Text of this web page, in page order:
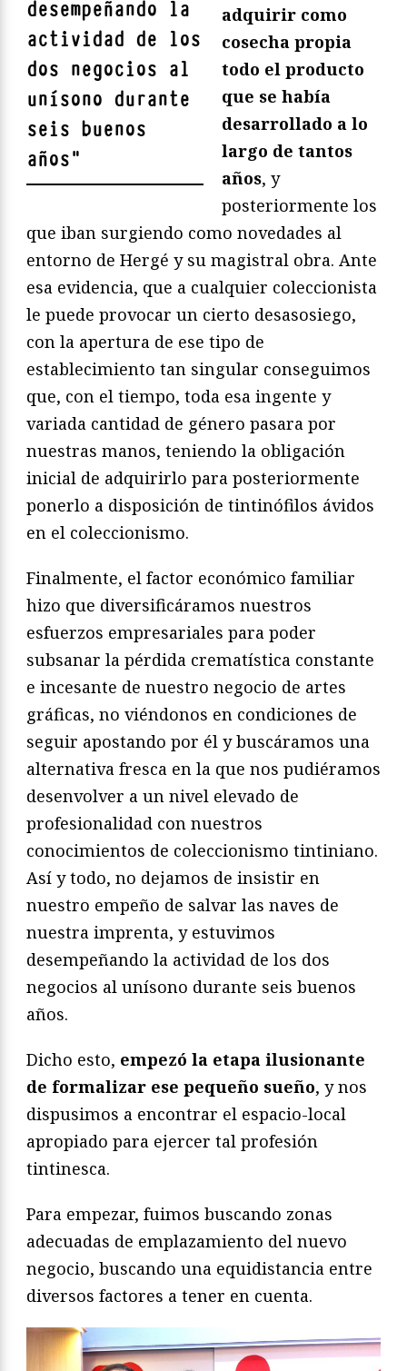
desempeñando la
actividad de los
dos negocios al
unísono durante
seis buenos
años"
adquirir como
cosecha propia
todo el producto
que se había
desarrollado a lo
largo de tantos
años, y
posteriormente los
que iban surgiendo como novedades al
entorno de Hergé y su magistral obra. Ante
esa evidencia, que a cualquier coleccionista
le puede provocar un cierto desasosiego,
con la apertura de ese tipo de
establecimiento tan singular conseguimos
que, con el tiempo, toda esa ingente y
variada cantidad de género pasara por
nuestras manos, teniendo la obligación
inicial de adquirirlo para posteriormente
ponerlo a disposición de tintinófilos ávidos
en el coleccionismo.
Finalmente, el factor económico familiar
hizo que diversificáramos nuestros
esfuerzos empresariales para poder
subsanar la pérdida crematística constante
e incesante de nuestro negocio de artes
gráficas, no viéndonos en condiciones de
seguir apostando por él y buscáramos una
alternativa fresca en la que nos pudiéramos
desenvolver a un nivel elevado de
profesionalidad con nuestros
conocimientos de coleccionismo tintiniano.
Así y todo, no dejamos de insistir en
nuestro empeño de salvar las naves de
nuestra imprenta, y estuvimos
desempeñando la actividad de los dos
negocios al unísono durante seis buenos
años.
Dicho esto, empezó la etapa ilusionante
de formalizar ese pequeño sueño, y nos
dispusimos a encontrar el espacio-local
apropiado para ejercer tal profesión
tintinesca.
Para empezar, fuimos buscando zonas
adecuadas de emplazamiento del nuevo
negocio, buscando una equidistancia entre
diversos factores a tener en cuenta.